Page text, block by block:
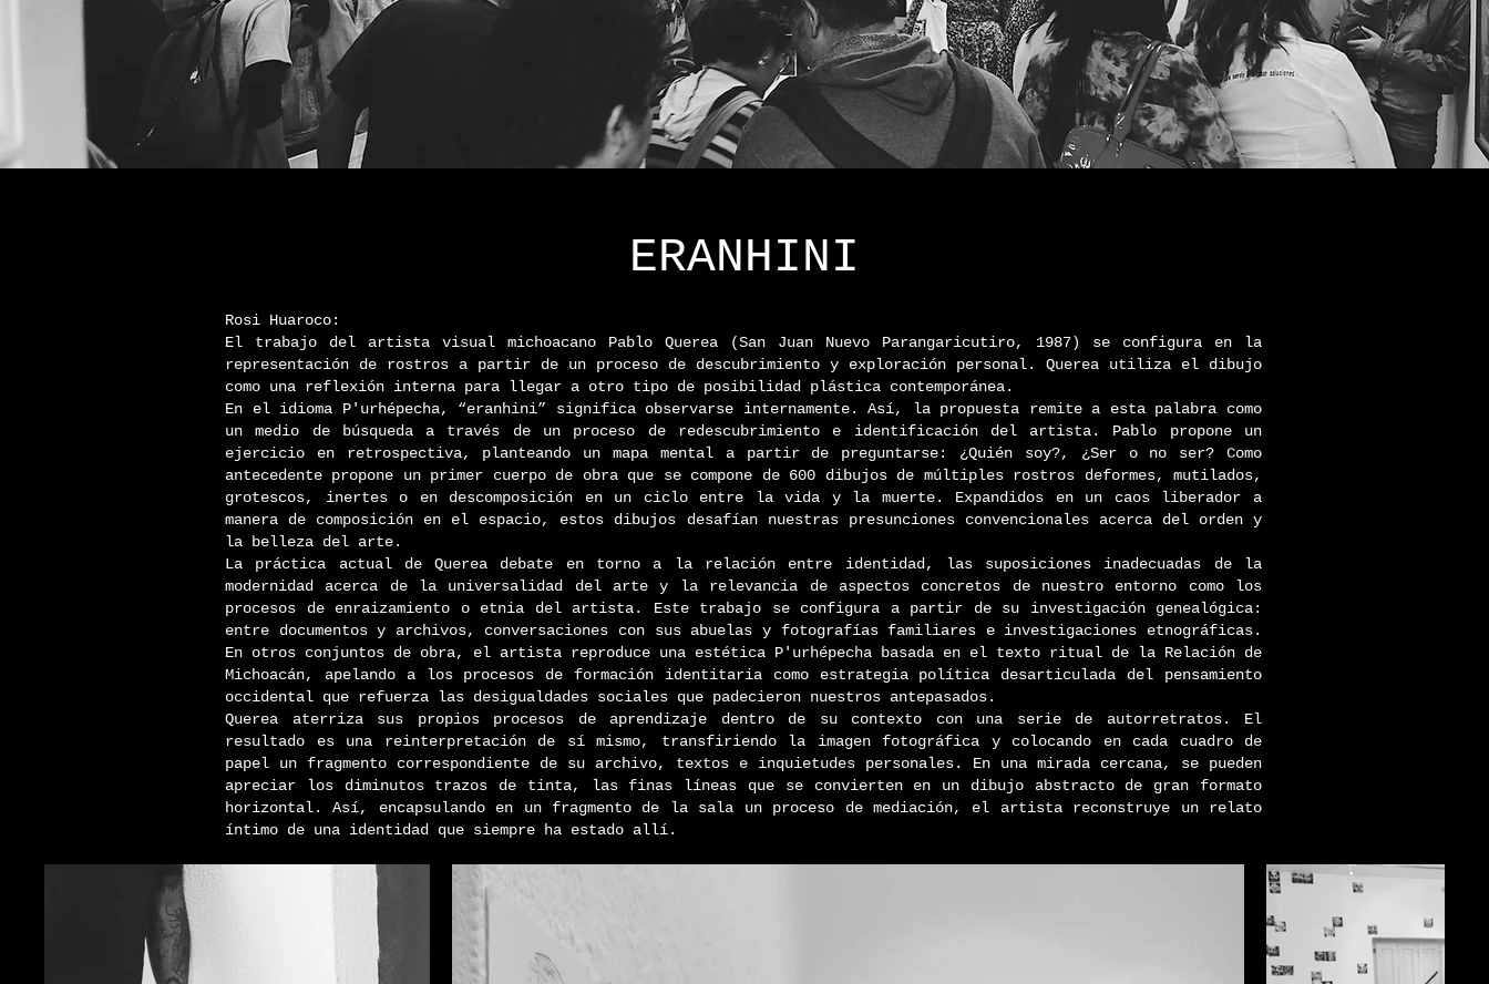
ERANHINI
Rosi Huaroco:
El trabajo del artista visual michoacano Pablo Querea (San Juan Nuevo Parangaricutiro, 1987) se configura en la
representación de rostros a partir de un proceso de descubrimiento y exploración personal. Querea utiliza el dibujo
como una reflexión interna para llegar a otro tipo de posibilidad plástica contemporánea.
En el idioma P'urhépecha, “eranhini” significa observarse internamente. Así, la propuesta remite a esta palabra como
un medio de búsqueda a través de un proceso de redescubrimiento e identificación del artista. Pablo propone un
ejercicio en retrospectiva, planteando un mapa mental a partir de preguntarse: ¿Quién soy?, ¿Ser o no ser? Como
antecedente propone un primer cuerpo de obra que se compone de 600 dibujos de múltiples rostros deformes, mutilados,
grotescos, inertes o en descomposición en un ciclo entre la vida y la muerte. Expandidos en un caos liberador a
manera de composición en el espacio, estos dibujos desafían nuestras presunciones convencionales acerca del orden y
la belleza del arte.
La práctica actual de Querea debate en torno a la relación entre identidad, las suposiciones inadecuadas de la
modernidad acerca de la universalidad del arte y la relevancia de aspectos concretos de nuestro entorno como los
procesos de enraizamiento o etnia del artista. Este trabajo se configura a partir de su investigación genealógica:
entre documentos y archivos, conversaciones con sus abuelas y fotografías familiares e investigaciones etnográficas.
En otros conjuntos de obra, el artista reproduce una estética P'urhépecha basada en el texto ritual de la Relación de
Michoacán, apelando a los procesos de formación identitaria como estrategia política desarticulada del pensamiento
occidental que refuerza las desigualdades sociales que padecieron nuestros antepasados.
Querea aterriza sus propios procesos de aprendizaje dentro de su contexto con una serie de autorretratos. El
resultado es una reinterpretación de sí mismo, transfiriendo la imagen fotográfica y colocando en cada cuadro de
papel un fragmento correspondiente de su archivo, textos e inquietudes personales. En una mirada cercana, se pueden
apreciar los diminutos trazos de tinta, las finas líneas que se convierten en un dibujo abstracto de gran formato
horizontal. Así, encapsulando en un fragmento de la sala un proceso de mediación, el artista reconstruye un relato
íntimo de una identidad que siempre ha estado allí.